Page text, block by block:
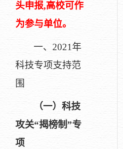
头申报,高校可作
为参与单位。
一、2021年
科技专项支持范
围
（一）科技
攻关“揭榜制”专
项